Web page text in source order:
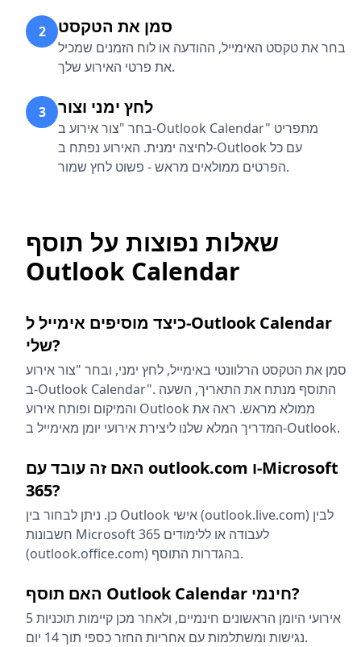
2 סמן את הטקסט
בחר את טקסט האימייל, ההודעה או לוח הזמנים שמכיל
את פרטי האירוע שלך.
3 לחץ ימני וצור
בחר "צור אירוע ב-Outlook Calendar" מתפריט
לחיצה ימנית. האירוע נפתח ב-Outlook עם כל
הפרטים ממולאים מראש - פשוט לחץ שמור.
שאלות נפוצות על תוסף
Outlook Calendar
כיצד מוסיפים אימייל ל-Outlook Calendar
שלי?
סמן את הטקסט הרלוונטי באימייל, לחץ ימני, ובחר "צור אירוע
ב-Outlook Calendar". התוסף מנתח את התאריך, השעה
והמיקום ופותח אירוע Outlook ממולא מראש. ראה את
המדריך המלא שלנו ליצירת אירועי יומן מאימייל ב-Outlook.
האם זה עובד עם outlook.com ו-Microsoft
365?
כן. ניתן לבחור בין Outlook אישי (outlook.live.com) לבין
חשבונות Microsoft 365 לעבודה או ללימודים
(outlook.office.com) בהגדרות התוסף.
האם תוסף Outlook Calendar חינמי?
5 אירועי היומן הראשונים חינמיים, ולאחר מכן קיימות תוכניות
נגישות ומשתלמות עם אחריות החזר כספי תוך 14 יום.